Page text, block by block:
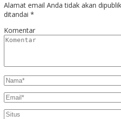
Alamat email Anda tidak akan
ditandai *
Komentar